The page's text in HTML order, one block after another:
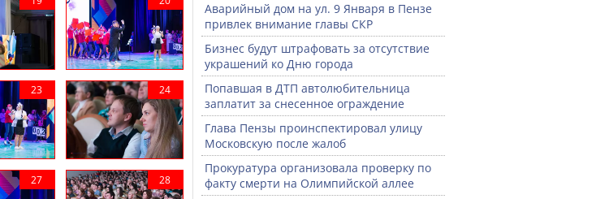
Аварийный дом на ул. 9 Января в Пензе
привлек внимание главы СКР
Бизнес будут штрафовать за отсутствие
украшений ко Дню города
Попавшая в ДТП автолюбительница
заплатит за снесенное ограждение
Глава Пензы проинспектировал улицу
Московскую после жалоб
Прокуратура организовала проверку по
факту смерти на Олимпийской аллее